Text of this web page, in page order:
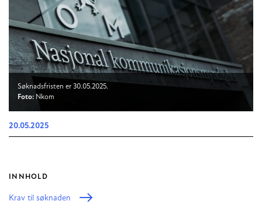
Søknadsfristen er 30.05.2025.
Foto: Nkom
20.05.2025
INNHOLD
Krav til søknaden